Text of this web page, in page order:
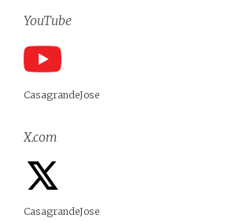
YouTube
CasagrandeJose
X.com
CasagrandeJose